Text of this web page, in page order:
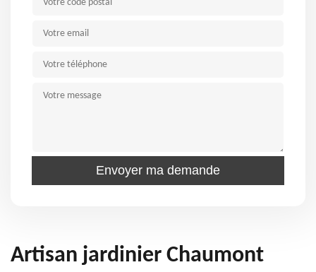
Artisan jardinier Chaumont